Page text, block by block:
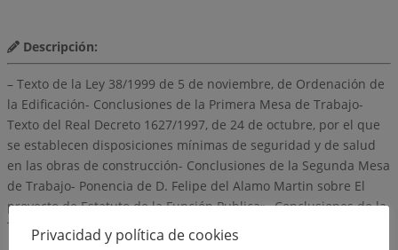
Descripción:
– Texto de la Ley 38/1999 de 5 de noviembre, de Ordenación de
la Edificación- Conclusiones de la Primera Mesa de Trabajo-
Texto del Real Decreto 1627/1997, de 24 de octubre, por el que
se establecen disposiciones mínimas de seguridad y de salud
en las obras de construcción- Conclusiones de la Segunda Mesa
de Trabajo- Ponencia de D. Felipe del Alamo Martin sobre El
proyecto de Estatuto de la Función Publica»- Conclusiones de la
Tercera Mesa de Trabajo»
Privacidad y política de cookies